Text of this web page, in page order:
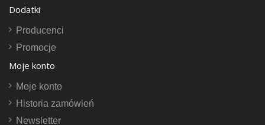
Dodatki
Producenci
Promocje
Moje konto
Moje konto
Historia zamówień
Newsletter